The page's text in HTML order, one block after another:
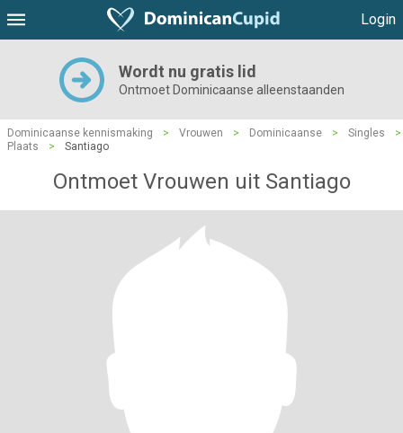
Login
Wordt nu gratis lid
Ontmoet Dominicaanse alleenstaanden
Dominicaanse kennismaking > Vrouwen > Dominicaanse > Singles
>
Plaats
> Santiago
Ontmoet Vrouwen uit Santiago